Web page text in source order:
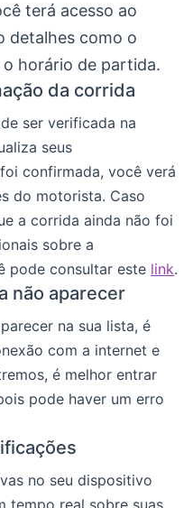
terá acesso ao
detalhes como o
horário de partida.
da corrida
ser verificada na
seus
confirmada, você verá
do motorista. Caso
a corrida ainda não foi
sobre a
pode consultar este link.
não aparecer
na sua lista, é
com a internet e
é melhor entrar
pode haver um erro
no seu dispositivo
tempo real sobre suas